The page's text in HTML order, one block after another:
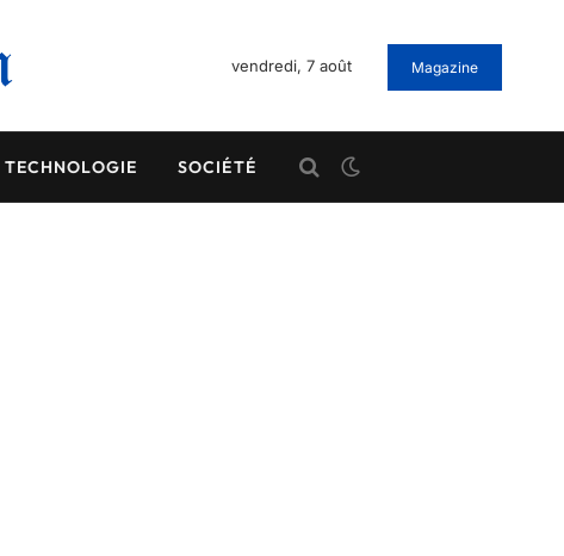
vendredi, 7 août Magazine
TECHNOLOGIE SOCIÉTÉ